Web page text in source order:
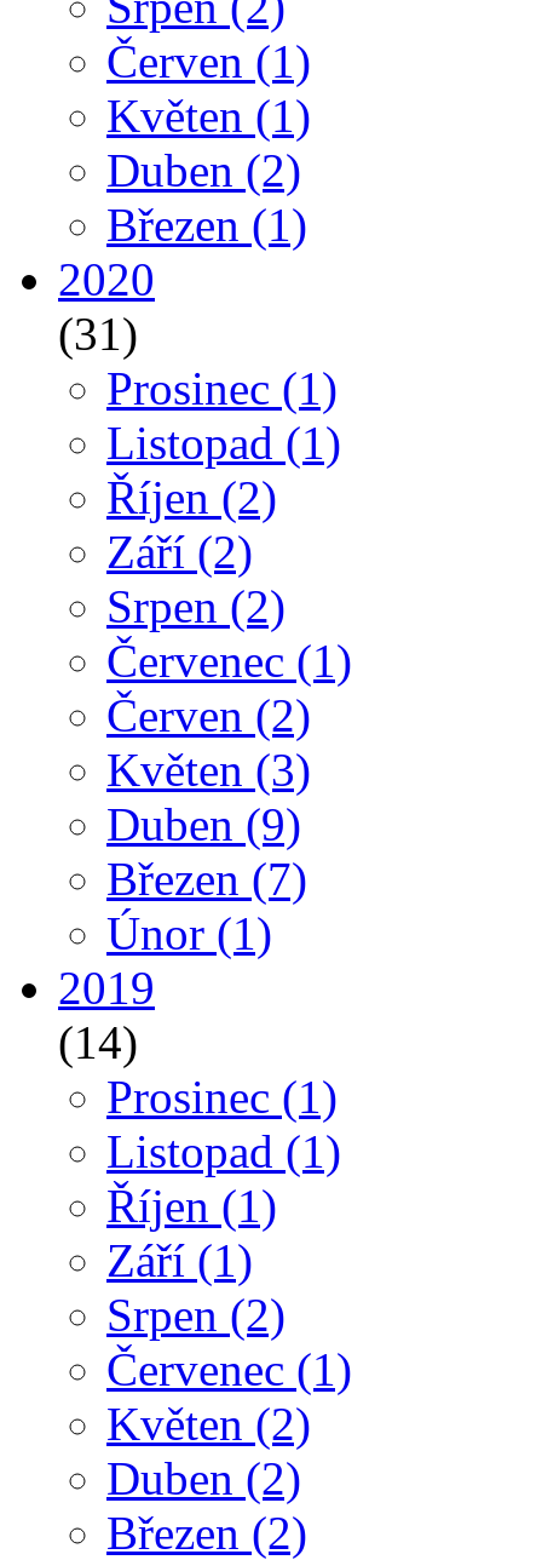
Červen (1)
Květen (1)
Duben (2)
Březen (1)
2020
(31)
Prosinec (1)
Listopad (1)
Říjen (2)
Září (2)
Srpen (2)
Červenec (1)
Červen (2)
Květen (3)
Duben (9)
Březen (7)
Únor (1)
2019
(14)
Prosinec (1)
Listopad (1)
Říjen (1)
Září (1)
Srpen (2)
Červenec (1)
Květen (2)
Duben (2)
Březen (2)